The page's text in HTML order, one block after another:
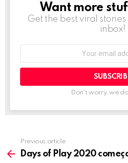
NEWSLETTER
Want more
Get the best viral
inbox!
Don't worry, we
more
Previous article
Days of Play 2020